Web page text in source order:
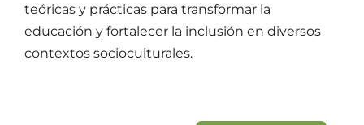
teóricas y prácticas para transformar la
educación y fortalecer la inclusión en diversos
contextos socioculturales.